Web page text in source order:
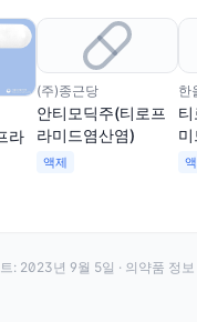
라
(주)종근당
안티모딕주(티로프
라미드염산염)
액제
한
: 2023년 9월 5일 · 의약품 정